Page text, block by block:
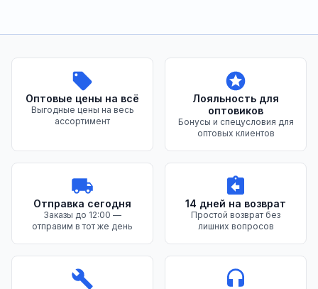
Преимущества нашего магазина
Оптовые цены на всё
Выгодные цены на весь
ассортимент
Лояльность для
оптовиков
Бонусы и спецусловия для
оптовых клиентов
Отправка сегодня
Заказы до 12:00 —
отправим в тот же день
14 дней на возврат
Простой возврат без
лишних вопросов